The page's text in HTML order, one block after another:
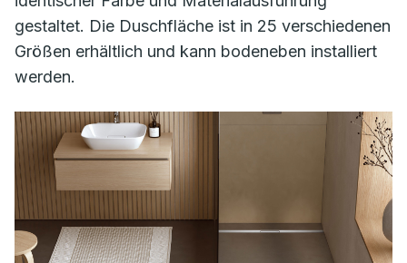
gestaltet. Die Duschfläche ist in 25 verschiedenen
Größen erhältlich und kann bodeneben installiert
werden.